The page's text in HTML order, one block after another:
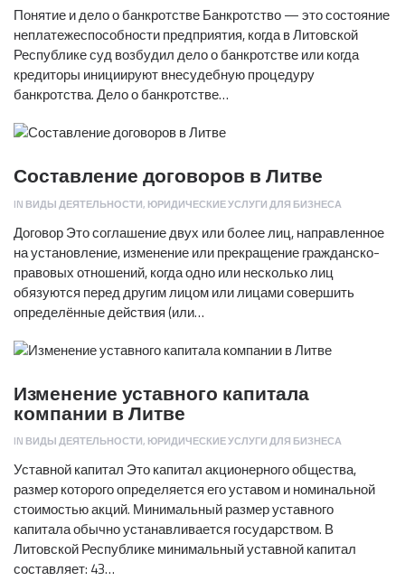
Понятие и дело о банкротстве Банкротство — это состояние
неплатежеспособности предприятия, когда в Литовской
Республике суд возбудил дело о банкротстве или когда
кредиторы инициируют внесудебную процедуру
банкротства. Дело о банкротстве…
Составление договоров в Литве
IN ВИДЫ ДЕЯТЕЛЬНОСТИ, ЮРИДИЧЕСКИЕ УСЛУГИ ДЛЯ БИЗНЕСА
Договор Это соглашение двух или более лиц, направленное
на установление, изменение или прекращение гражданско-
правовых отношений, когда одно или несколько лиц
обязуются перед другим лицом или лицами совершить
определённые действия (или…
Изменение уставного капитала
компании в Литве
IN ВИДЫ ДЕЯТЕЛЬНОСТИ, ЮРИДИЧЕСКИЕ УСЛУГИ ДЛЯ БИЗНЕСА
Уставной капитал Это капитал акционерного общества,
размер которого определяется его уставом и номинальной
стоимостью акций. Минимальный размер уставного
капитала обычно устанавливается государством. В
Литовской Республике минимальный уставной капитал
составляет: 43…